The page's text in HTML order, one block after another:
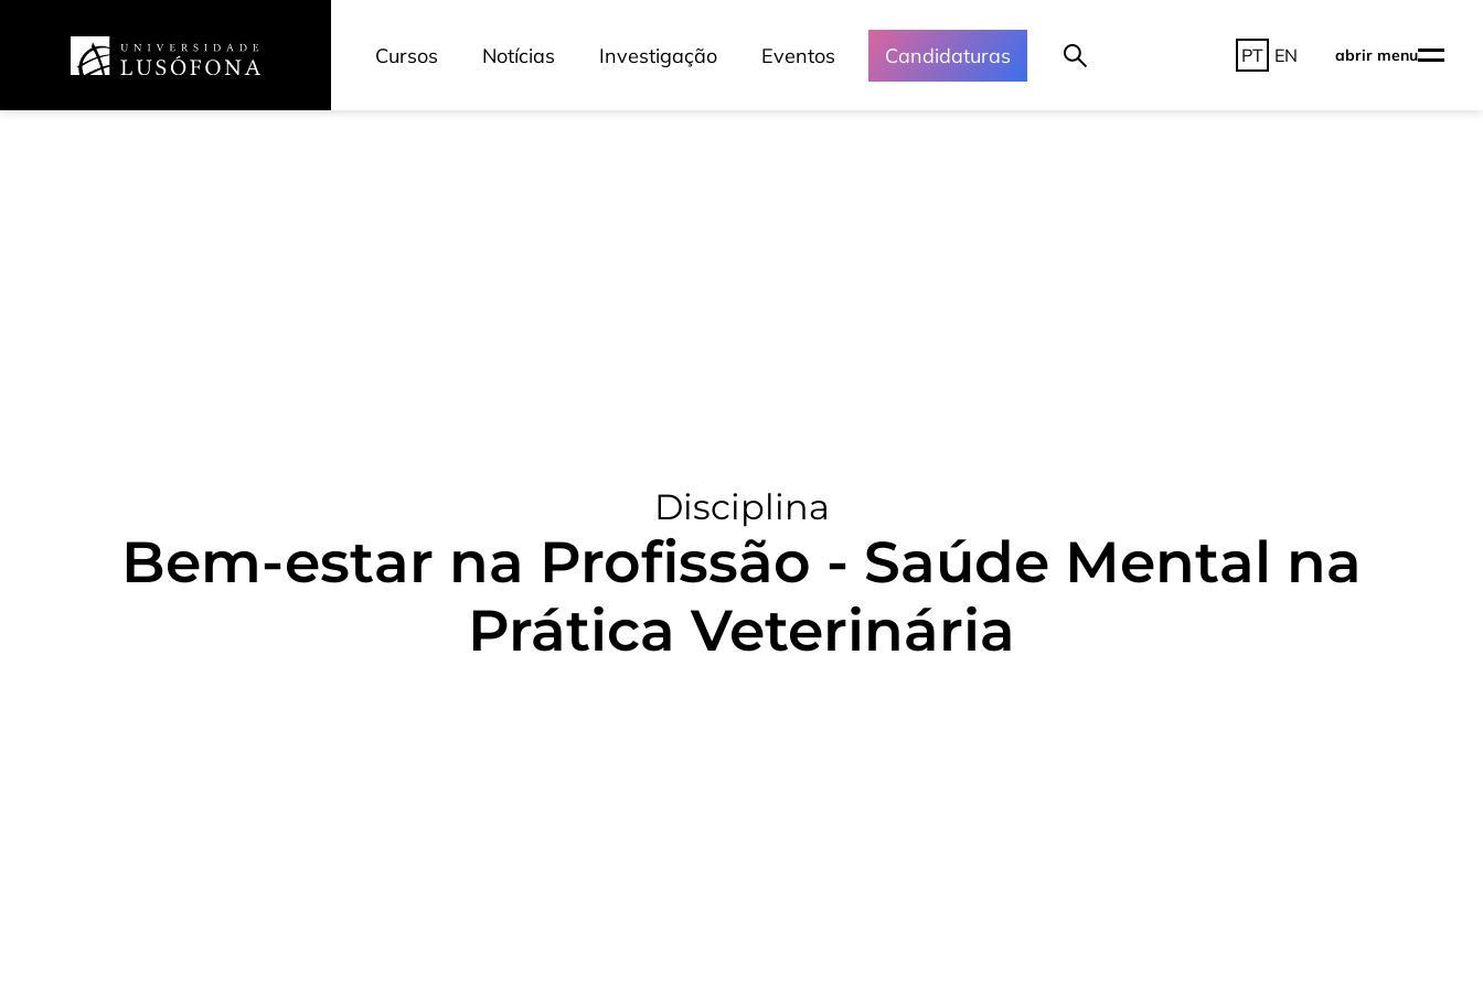
Cursos Notícias Investigação Eventos Candidaturas PT EN abrir menu
Disciplina
Bem-estar na Profissão - Saúde Mental na
Prática Veterinária